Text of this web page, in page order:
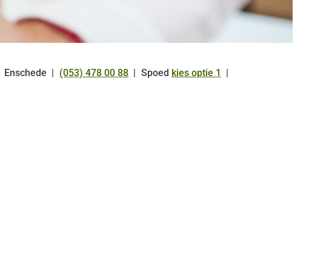
Enschede Tel:
(053) 478 00 88 Spoed kies optie 1